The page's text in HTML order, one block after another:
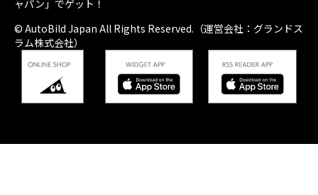
ャパン」でゲット！
© AutoBild Japan All Rights Reserved.（運営会社：グランドス
ラム株式会社）